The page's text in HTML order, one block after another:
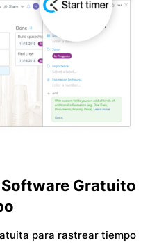
Gratuito
para rastrear tiempo